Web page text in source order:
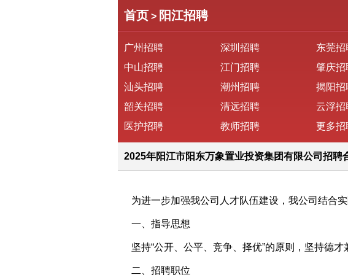
首页 > 阳江招聘
广州招聘 深圳招聘 东莞招
中山招聘
江门招聘 肇庆招
汕头招聘
潮州招聘 揭阳招
韶关招聘
清远招聘 云浮招
医护招聘
教师招聘 更多招
2025年阳江市阳东万象置业投资集团有限公司招聘
为进一步加强我公司人才队伍建设，我公司结合
一、指导思想
坚持“公开、公平、竞争、择优”的原则，坚持德才
二、招聘职位